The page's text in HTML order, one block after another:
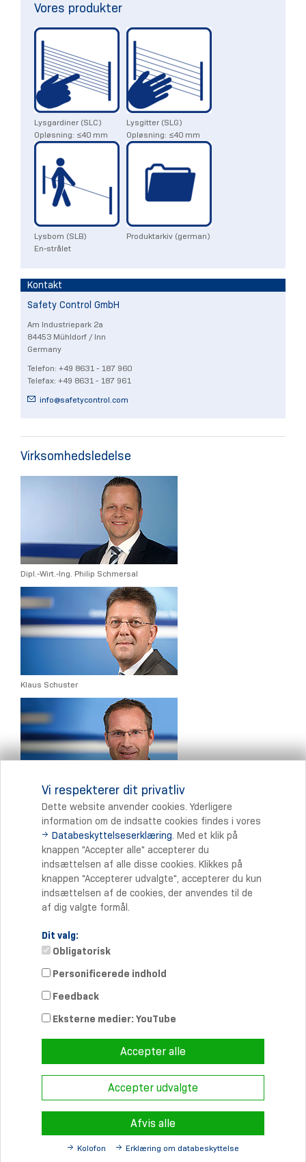
Vores produkter
Lysgardiner (SLC)
Opløsning: ≤40 mm
Lysgitter (SLG)
Opløsning: ≤40 mm
Lysbom (SLB)
En-strålet
Produktarkiv (german)
Kontakt
Safety Control GmbH
Am Industriepark 2a
84453 Mühldorf / Inn
Germany
Telefon: +49 8631 - 187 960
Telefax: +49 8631 - 187 961
info@safetycontrol.com
Virksomhedsledelse
Dipl.-Wirt.-Ing. Philip Schmersal
Klaus Schuster
Christian Spranger
Print
Telefax: +45 70 20 90 37
© 2026 Schmersal Danmark A/S · Redaktionsruta
Conditions· Sekretesspolicy
Vi respekterer dit privatliv
Dette website anvender cookies. Yderligere
information om de indsatte cookies findes i vores
Databeskyttelseserklæring. Med et klik på
knappen "Accepter alle" accepterer du
indsættelsen af alle disse cookies. Klikkes på
knappen "Accepterer udvalgte", accepterer du kun
indsættelsen af de cookies, der anvendes til de
af dig valgte formål.
Dit valg:
Obligatorisk
Personificerede indhold
Feedback
Eksterne medier: YouTube
Accepter alle
Accepter udvalgte
Afvis alle
Kolofon Erklæring om databeskyttelse